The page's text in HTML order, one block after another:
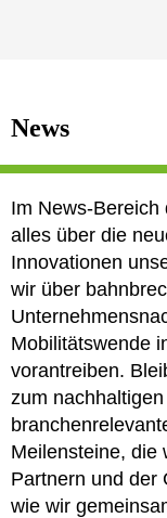
News
Im News-Bereich
alles über die
Innovationen
wir über
Mobilitätswende
vorantreiben.
zum
Meilensteine, die
Partnern und der
wie wir